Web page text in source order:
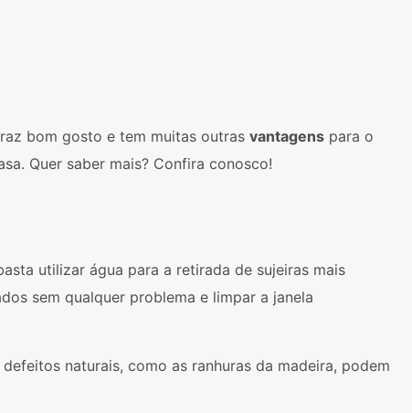
bom gosto e tem muitas outrasvantagens para o
Quer saber mais? Confira conosco!
utilizar água para a retirada de sujeiras mais
sem qualquer problema e limpar a janela
naturais, como as ranhuras da madeira, podem